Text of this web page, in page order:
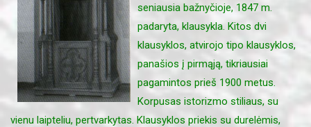
seniausia bažnyčioje, 1847 m.
padaryta, klausykla. Kitos dvi
klausyklos, atvirojo tipo klausyklos,
panašios į pirmąją, tikriausiai
pagamintos prieš 1900 metus.
Korpusas istorizmo stiliaus, su
vienu laipteliu, pertvarkytas. Klausyklos priekis su durelėmis,